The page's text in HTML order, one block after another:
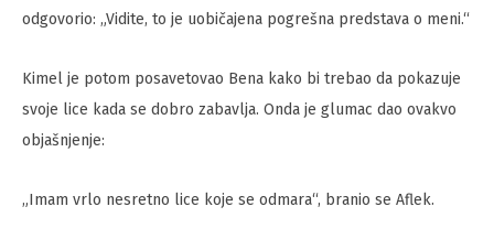
odgovorio: „Vidite, to je uobičajena pogrešna predstava o meni.“
Kimel je potom posavetovao Bena kako bi trebao da pokazuje
svoje lice kada se dobro zabavlja. Onda je glumac dao ovakvo
objašnjenje:
„Imam vrlo nesretno lice koje se odmara“, branio se Aflek.